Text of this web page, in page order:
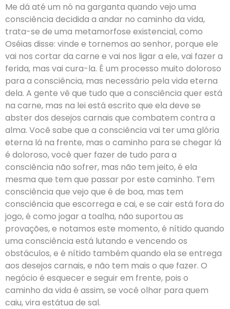
Me dá até um nó na garganta quando vejo uma
consciência decidida a andar no caminho da vida,
trata-se de uma metamorfose existencial, como
Oséias disse: vinde e tornemos ao senhor, porque ele
vai nos cortar da carne e vai nos ligar a ele, vai fazer a
ferida, mas vai cura-la. É um processo muito doloroso
para a consciência, mas necessário pela vida eterna
dela. A gente vê que tudo que a consciência quer está
na carne, mas na lei está escrito que ela deve se
abster dos desejos carnais que combatem contra a
alma. Você sabe que a consciência vai ter uma glória
eterna lá na frente, mas o caminho para se chegar lá
é doloroso, você quer fazer de tudo para a
consciência não sofrer, mas não tem jeito, é ela
mesma que tem que passar por este caminho. Tem
consciência que vejo que é de boa, mas tem
consciência que escorrega e cai, e se cair está fora do
jogo, é como jogar a toalha, não suportou as
provações, e notamos este momento, é nítido quando
uma consciência está lutando e vencendo os
obstáculos, e é nítido também quando ela se entrega
aos desejos carnais, e não tem mais o que fazer. O
negócio é esquecer e seguir em frente, pois o
caminho da vida é assim, se você olhar para quem
caiu, vira estátua de sal.